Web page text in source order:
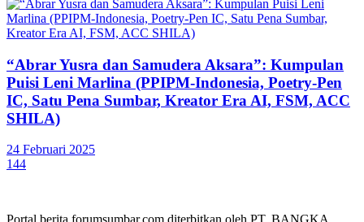
“Abrar Yusra dan Samudera Aksara”: Kumpulan
Puisi Leni Marlina (PPIPM-Indonesia, Poetry-Pen
IC, Satu Pena Sumbar, Kreator Era AI, FSM, ACC
SHILA)
24 Februari 2025
144